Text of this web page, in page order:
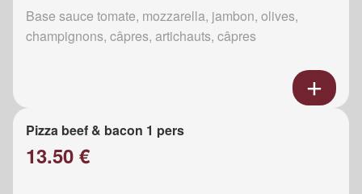
Base sauce tomate, mozzarella, jambon, olives,
champignons, câpres, artichauts, câpres
Pizza beef & bacon 1 pers
13.50 €